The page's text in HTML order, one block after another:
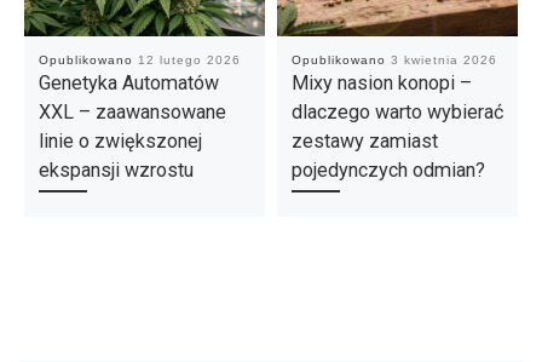
Opublikowano 12 lutego 2026
Genetyka Automatów
XXL – zaawansowane
linie o zwiększonej
ekspansji wzrostu
Opublikowano 3 kwietnia 2026
Mixy nasion konopi –
dlaczego warto wybierać
zestawy zamiast
pojedynczych odmian?